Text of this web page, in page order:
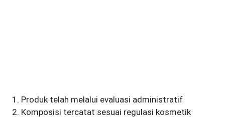
Produk telah melalui evaluasi administratif
Komposisi tercatat sesuai regulasi kosmetik